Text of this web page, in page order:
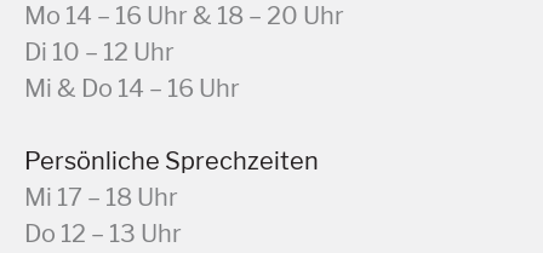
Mo 14 – 16 Uhr & 18 – 20 Uhr
Di 10 – 12 Uhr
Mi & Do 14 – 16 Uhr
Persönliche Sprechzeiten
Mi 17 – 18 Uhr
Do 12 – 13 Uhr